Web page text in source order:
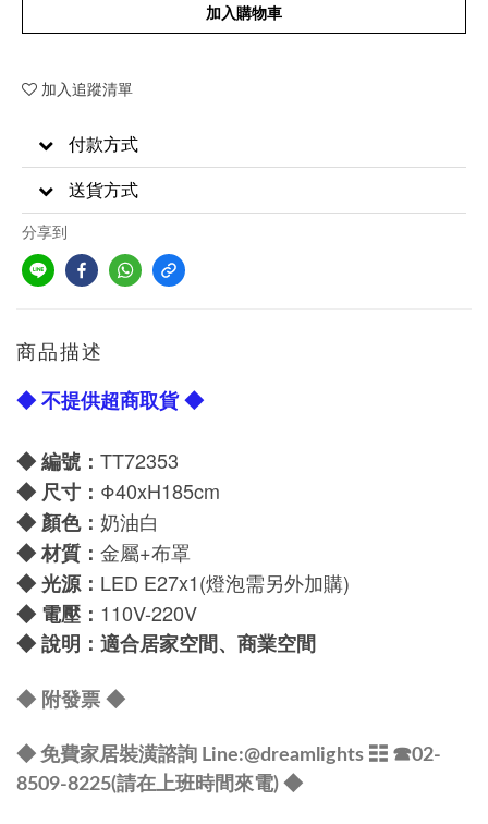
加入購物車
加入追蹤清單
付款方式
送貨方式
分享到
商品描述
◆ 不提供超商取貨 ◆
◆ 編號： TT72353
◆ 尺寸： Φ40xH185cm
◆ 顏色： 奶油白
◆材質： 金屬+布罩
◆光源： LED E27x1(燈泡需另外加購)
◆ 電壓： 110V-220V
◆說明：適合居家空間、商業空間
◆ 附發票◆
◆ 免費家居裝潢諮詢 Line:@dreamlights ☷ ☎02-
8509-8225(請在上班時間來電) ◆